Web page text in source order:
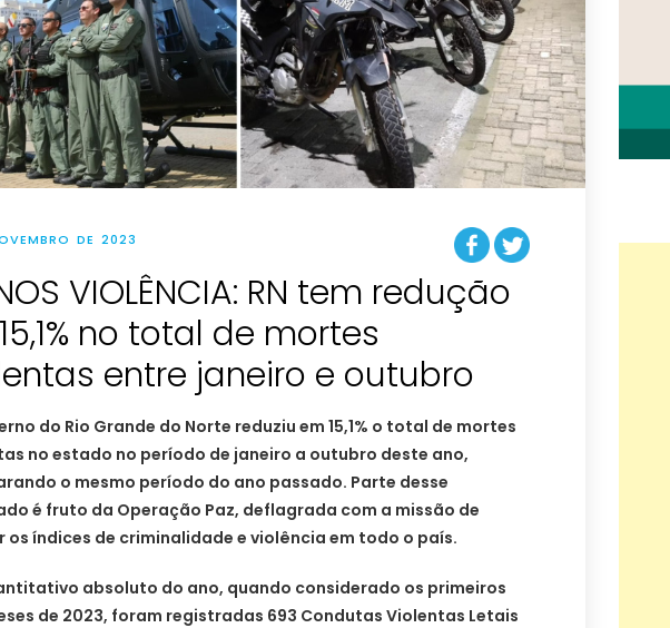
DE 2023
VIOLÊNCIA: RN tem redução
no total de mortes
entre janeiro e outubro
do Rio Grande do Norte reduziu em 15,1% o total de mortes
no estado no período de janeiro a outubro deste ano,
o mesmo período do ano passado. Parte desse
é fruto da Operação Paz, deflagrada com a missão de
os índices de criminalidade e violência em todo o país.
absoluto do ano, quando considerado os primeiros
de 2023, foram registradas 693 Condutas Violentas Letais